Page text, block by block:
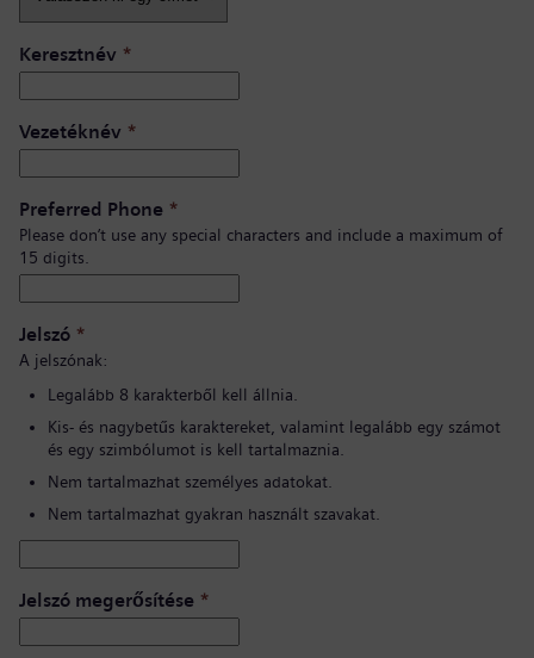
Keresztnév *
Vezetéknév *
Preferred Phone *
Please don’t use any special characters and include a maximum of
15 digits.
Jelszó *
A jelszónak:
Legalább 8 karakterből kell állnia.
Kis- és nagybetűs karaktereket, valamint legalább egy számot
és egy szimbólumot is kell tartalmaznia.
Nem tartalmazhat személyes adatokat.
Nem tartalmazhat gyakran használt szavakat.
Jelszó megerősítése *